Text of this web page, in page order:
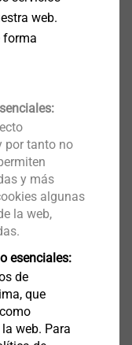
web.
forma
por tanto no
y más
algunas
la web,
esenciales:
de
que
web. Para